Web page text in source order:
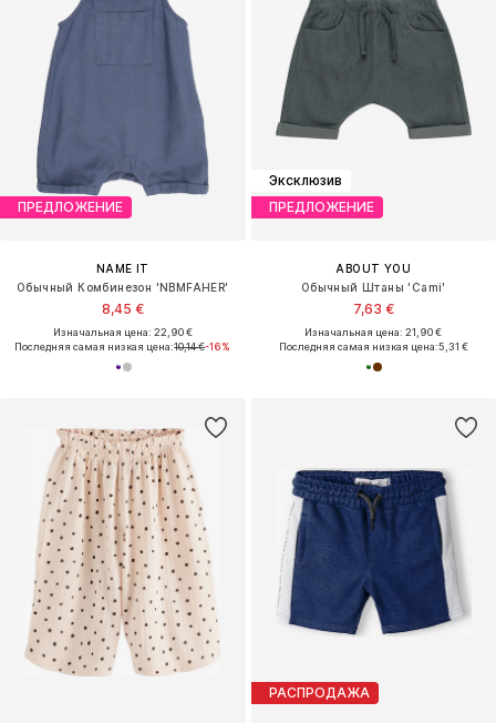
ПРЕДЛОЖЕНИЕ
NAME IT
Обычный Комбинезон 'NBMFAHER'
8,45 €
Изначальная цена: 22,90 €
Последняя самая низкая цена:10,14 €-16%
Эксклюзив
ПРЕДЛОЖЕНИЕ
ABOUT YOU
Обычный Штаны 'Cami'
7,63 €
Изначальная цена: 21,90 €
Последняя самая низкая цена:5,31 €
РАСПРОДАЖА